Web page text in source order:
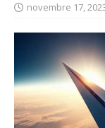
novembre 17,